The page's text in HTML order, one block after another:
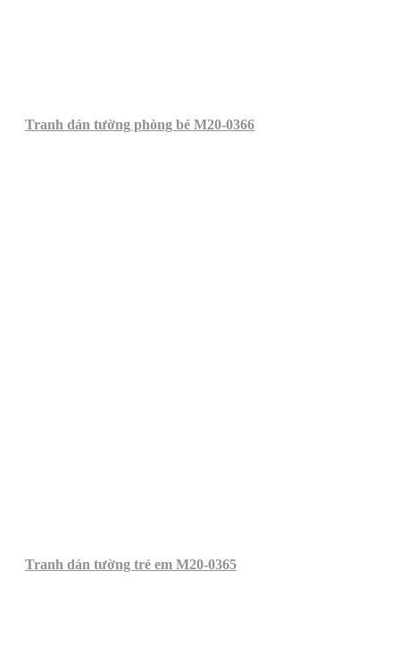
Tranh dán tường phòng bé M20-0366
Tranh dán tường trẻ em M20-0365